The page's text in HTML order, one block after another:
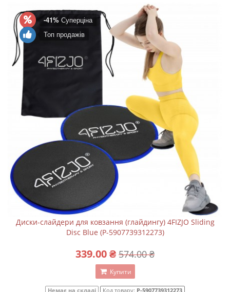
-41% Суперціна
Топ продажів
Диски-слайдери для ковзання (глайдингу) 4FIZJO Sliding
Disc Blue (P-5907739312273)
339.00 ₴ 574.00 ₴
Купити
Немає на складі Код товару: P-5907739312273